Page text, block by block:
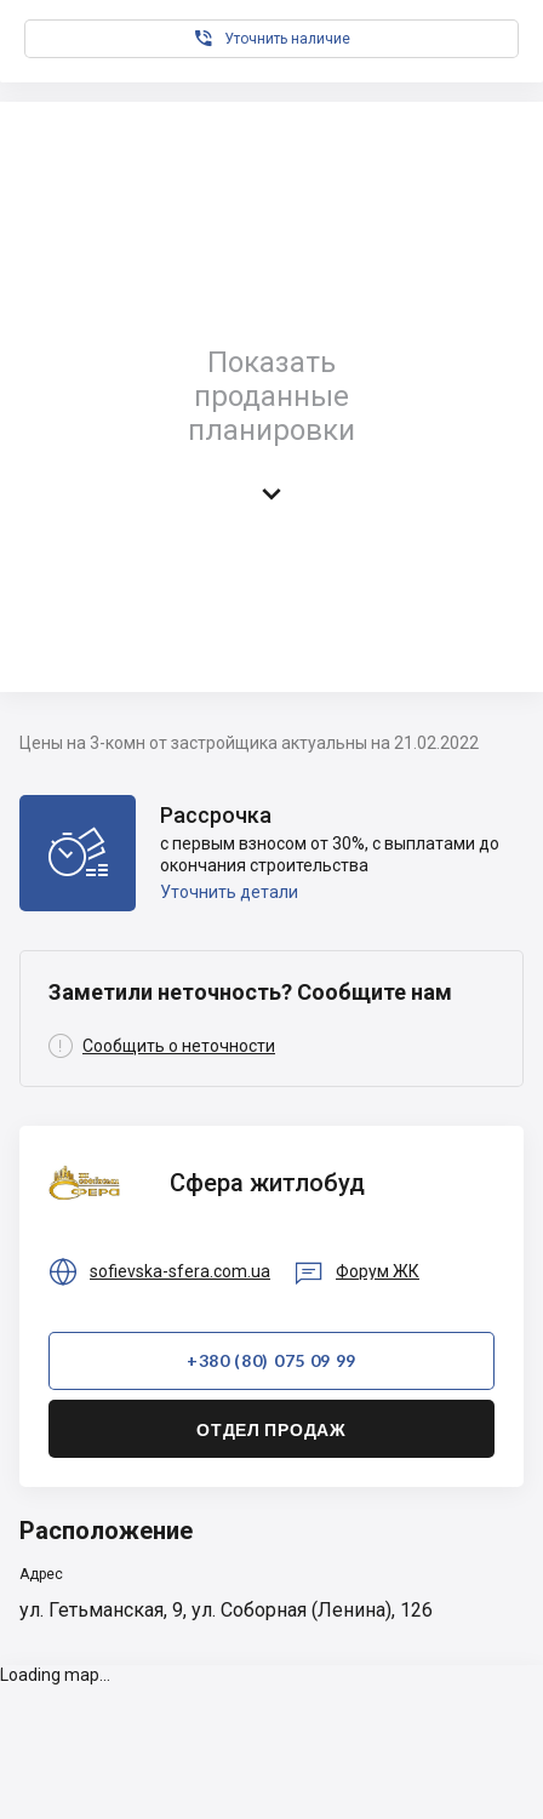
 Уточнить наличие
Показать
проданные
планировки

Цены на 3-комн от застройщика актуальны на 21.02.2022

Рассрочка
с первым взносом от 30%, с выплатами до
окончания строительства
Уточнить детали
Заметили неточность? Сообщите нам
 Сообщить о неточности
Сфера
житлобуд
Сфера житлобуд
 sofievska-sfera.com.ua  Форум ЖК
+380 (80) 075 09 99
ОТДЕЛ ПРОДАЖ
Расположение
Адрес
ул. Гетьманская, 9, ул. Соборная (Ленина), 126
Loading map...